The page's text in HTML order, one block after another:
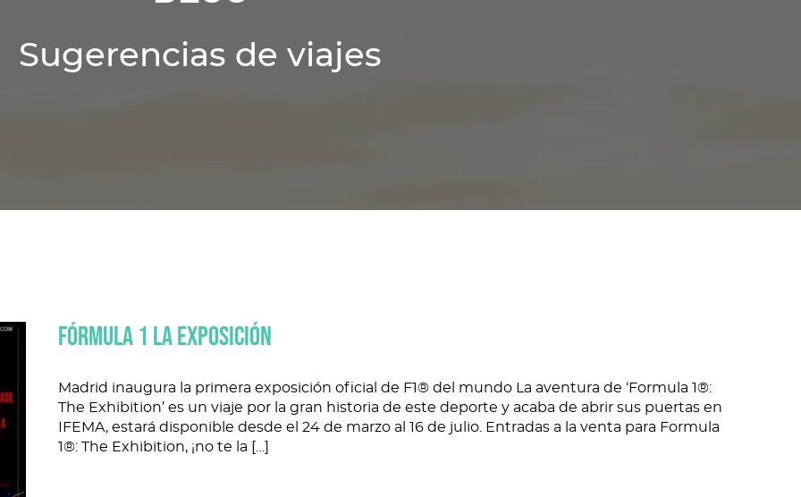
Sugerencias de viajes
FÓRMULA 1 LA EXPOSICIÓN
Madrid inaugura la primera exposición oficial de F1® del mundo La aventura de ‘Formula 1®:
The Exhibition’ es un viaje por la gran historia de este deporte y acaba de abrir sus puertas en
IFEMA, estará disponible desde el 24 de marzo al 16 de julio. Entradas a la venta para Formula
1®: The Exhibition, ¡no te la […]